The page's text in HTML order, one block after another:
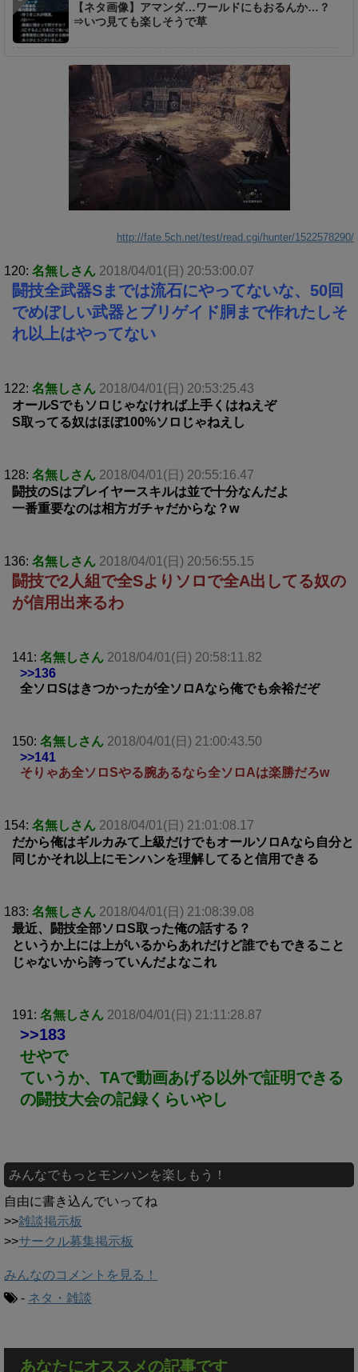
【ネタ画像】アマンダ…ワールドにもおるんか…？
⇒いつ見ても楽しそうで草
http://fate.5ch.net/test/read.cgi/hunter/1522578290/
120: 名無しさん 2018/04/01(日) 20:53:00.07
闘技全武器Sまでは流石にやってないな、50回
でめぼしい武器とブリゲイド胴まで作れたしそ
れ以上はやってない
122: 名無しさん 2018/04/01(日) 20:53:25.43
オールSでもソロじゃなければ上手くはねえぞ
S取ってる奴はほぼ100%ソロじゃねえし
128: 名無しさん 2018/04/01(日) 20:55:16.47
闘技のSはプレイヤースキルは並で十分なんだよ
一番重要なのは相方ガチャだからな？w
136: 名無しさん 2018/04/01(日) 20:56:55.15
闘技で2人組で全Sよりソロで全A出してる奴の
が信用出来るわ
141: 名無しさん 2018/04/01(日) 20:58:11.82
>>136
全ソロSはきつかったが全ソロAなら俺でも余裕だぞ
150: 名無しさん 2018/04/01(日) 21:00:43.50
>>141
そりゃあ全ソロSやる腕あるなら全ソロAは楽勝だろw
154: 名無しさん 2018/04/01(日) 21:01:08.17
だから俺はギルカみて上級だけでもオールソロAなら自分と
同じかそれ以上にモンハンを理解してると信用できる
183: 名無しさん 2018/04/01(日) 21:08:39.08
最近、闘技全部ソロS取った俺の話する？
というか上には上がいるからあれだけど誰でもできること
じゃないから誇っていんだよなこれ
191: 名無しさん 2018/04/01(日) 21:11:28.87
>>183
せやで
ていうか、TAで動画あげる以外で証明できる
の闘技大会の記録くらいやし
みんなでもっとモンハンを楽しもう！
自由に書き込んでいってね
>>雑談掲示板
>>サークル募集掲示板
みんなのコメントを見る！
- ネタ・雑談
あなたにオススメの記事です